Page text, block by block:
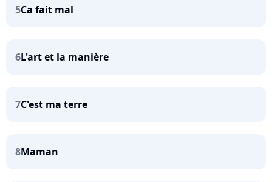
5Ca fait mal
6L'art et la manière
7C'est ma terre
8Maman